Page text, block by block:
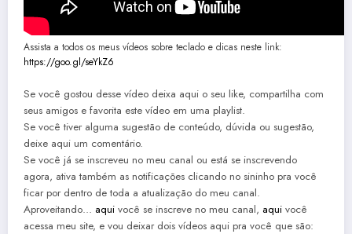
Assista a todos os meus vídeos sobre teclado e dicas neste link:
https://goo.gl/seYkZ6
Se você gostou desse vídeo deixa aqui o seu like, compartilha com
seus amigos e favorita este vídeo em uma playlist.
Se você tiver alguma sugestão de conteúdo, dúvida ou sugestão,
deixe aqui um comentário.
Se você já se inscreveu no meu canal ou está se inscrevendo
agora, ativa também as notificações clicando no sininho pra você
ficar por dentro de toda a atualização do meu canal.
Aproveitando… aqui você se inscreve no meu canal, aqui você
acessa meu site, e vou deixar dois vídeos aqui pra você que são: